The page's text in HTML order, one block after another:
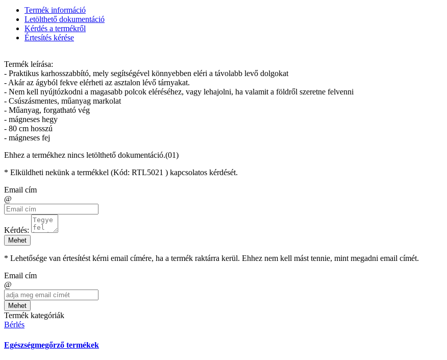
Termék információ
Letölthető dokumentáció
Kérdés a termékről
Értesítés kérése
Termék leírása:
- Praktikus karhosszabbító, mely segítségével könnyebben eléri a távolabb levő dolgokat
- Akár az ágyból fekve elérheti az asztalon lévő tárnyakat.
- Nem kell nyújtózkodni a magasabb polcok eléréséhez, vagy lehajolni, ha valamit a földről szeretne felvenni
- Csúszásmentes, műanyag markolat
- Műanyag, forgatható vég
- mágneses hegy
- 80 cm hosszú
- mágneses fej
Ehhez a termékhez nincs letölthető dokumentáció.(01)
* Elküldheti nekünk a termékkel (Kód: RTL5021 ) kapcsolatos kérdését.
Email cím
@
Kérdés:
Mehet
* Lehetősége van értesítést kérni email címére, ha a termék raktárra kerül. Ehhez nem kell mást tennie, mint megadni email címét.
Email cím
@
Mehet
Termék kategóriák
Bérlés
Egészségmegőrző termékek